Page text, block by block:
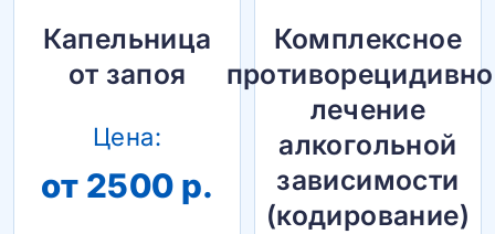
Капельница
от запоя
Цена:
от 2500 р.
Комплексное
лечение
алкогольной
зависимости
(кодирование)